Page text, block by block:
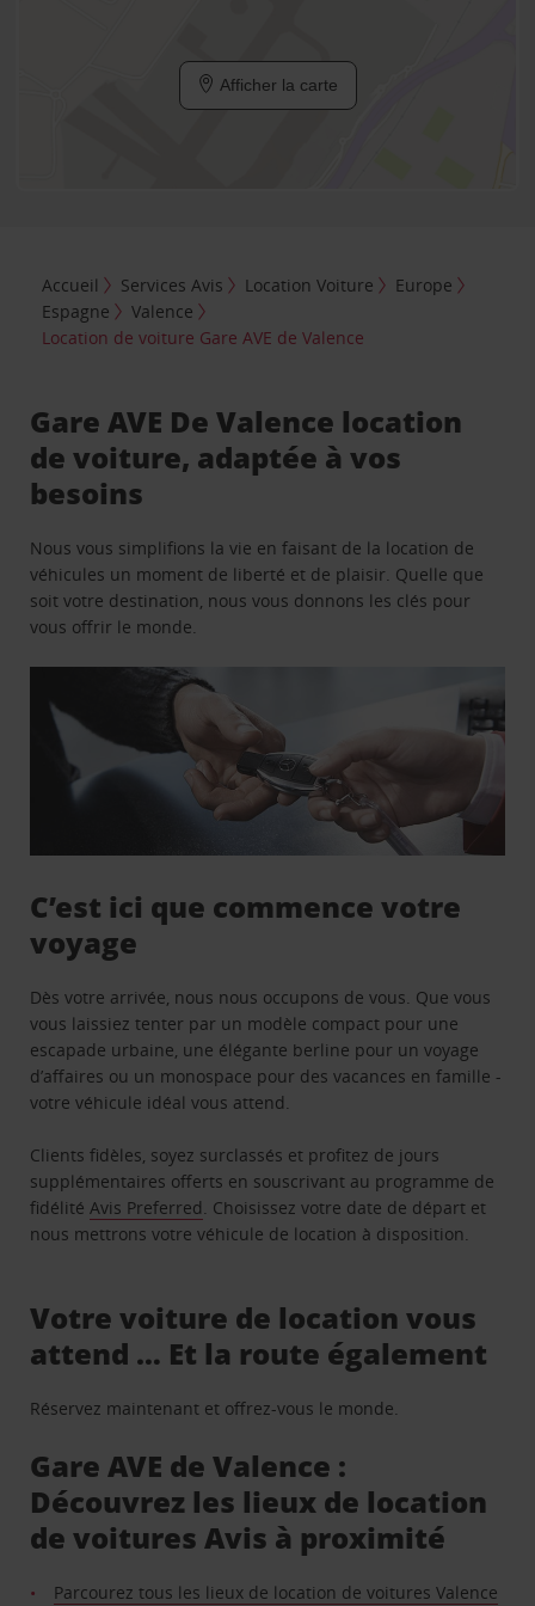
Afficher la carte
Accueil Services Avis Location Voiture
Europe
Espagne
Valence
Location de voiture Gare AVE de Valence
Gare AVE De Valence location
de voiture, adaptée à vos
besoins
Nous vous simplifions la vie en faisant de la location de
véhicules un moment de liberté et de plaisir. Quelle que
soit votre destination, nous vous donnons les clés pour
vous offrir le monde.
C’est ici que commence votre
voyage
Dès votre arrivée, nous nous occupons de vous. Que vous
vous laissiez tenter par un modèle compact pour une
escapade urbaine, une élégante berline pour un voyage
d’affaires ou un monospace pour des vacances en famille -
votre véhicule idéal vous attend.
Clients fidèles, soyez surclassés et profitez de jours
supplémentaires offerts en souscrivant au programme de
fidélitéAvis Preferred. Choisissez votre date de départ et
nous mettrons votre véhicule de location à disposition.
Votre voiture de location vous
attend … Et la route également
Réservez maintenant et offrez-vous le monde.
Gare AVE de Valence :
Découvrez les lieux de location
de voitures Avis à proximité
Parcourez tous les lieux de location de voitures Valence